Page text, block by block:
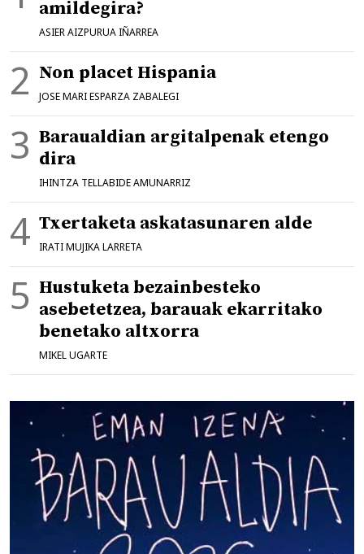
amildegira?
ASIER AIZPURUA IÑARREA
Non placet Hispania
JOSE MARI ESPARZA ZABALEGI
Baraualdian argitalpenak etengo
dira
IHINTZA TELLABIDE AMUNARRIZ
Txertaketa askatasunaren alde
IRATI MUJIKA LARRETA
Hustuketa bezainbesteko
asebetetzea, barauak ekarritako
benetako altxorra
MIKEL UGARTE